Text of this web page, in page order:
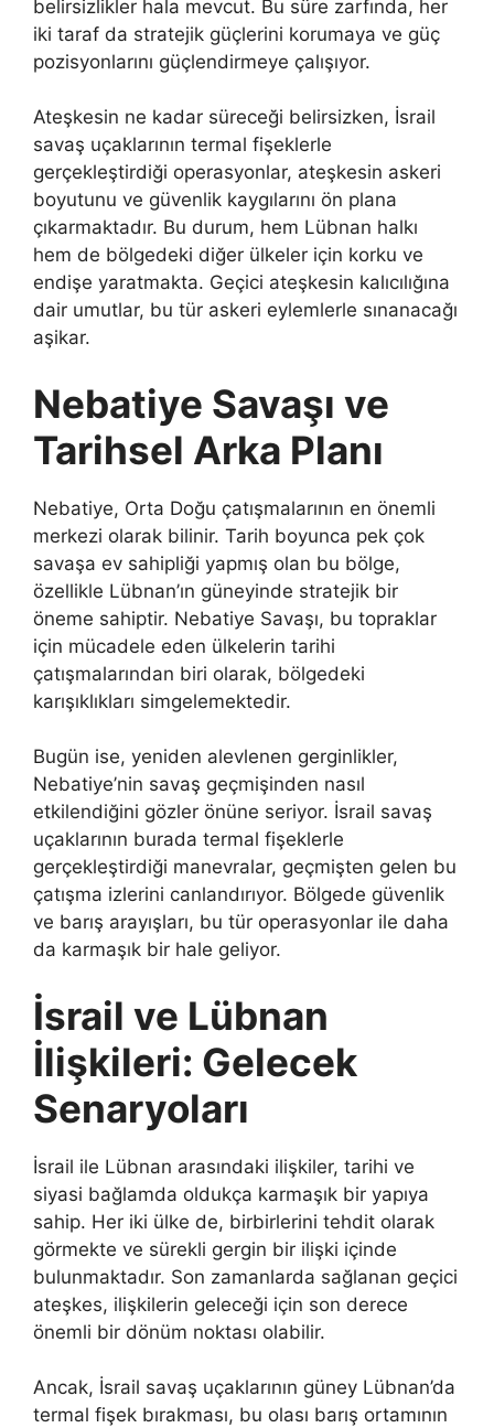
belirsizlikler hala mevcut. Bu süre zarfında, her
iki taraf da stratejik güçlerini korumaya ve güç
pozisyonlarını güçlendirmeye çalışıyor.
Ateşkesin ne kadar süreceği belirsizken, İsrail
savaş uçaklarının termal fişeklerle
gerçekleştirdiği operasyonlar, ateşkesin askeri
boyutunu ve güvenlik kaygılarını ön plana
çıkarmaktadır. Bu durum, hem Lübnan halkı
hem de bölgedeki diğer ülkeler için korku ve
endişe yaratmakta. Geçici ateşkesin kalıcılığına
dair umutlar, bu tür askeri eylemlerle sınanacağı
aşikar.
Nebatiye Savaşı ve
Tarihsel Arka Planı
Nebatiye, Orta Doğu çatışmalarının en önemli
merkezi olarak bilinir. Tarih boyunca pek çok
savaşa ev sahipliği yapmış olan bu bölge,
özellikle Lübnan’ın güneyinde stratejik bir
öneme sahiptir. Nebatiye Savaşı, bu topraklar
için mücadele eden ülkelerin tarihi
çatışmalarından biri olarak, bölgedeki
karışıklıkları simgelemektedir.
Bugün ise, yeniden alevlenen gerginlikler,
Nebatiye’nin savaş geçmişinden nasıl
etkilendiğini gözler önüne seriyor. İsrail savaş
uçaklarının burada termal fişeklerle
gerçekleştirdiği manevralar, geçmişten gelen bu
çatışma izlerini canlandırıyor. Bölgede güvenlik
ve barış arayışları, bu tür operasyonlar ile daha
da karmaşık bir hale geliyor.
İsrail ve Lübnan
İlişkileri: Gelecek
Senaryoları
İsrail ile Lübnan arasındaki ilişkiler, tarihi ve
siyasi bağlamda oldukça karmaşık bir yapıya
sahip. Her iki ülke de, birbirlerini tehdit olarak
görmekte ve sürekli gergin bir ilişki içinde
bulunmaktadır. Son zamanlarda sağlanan geçici
ateşkes, ilişkilerin geleceği için son derece
önemli bir dönüm noktası olabilir.
Ancak, İsrail savaş uçaklarının güney Lübnan’da
termal fişek bırakması, bu olası barış ortamının